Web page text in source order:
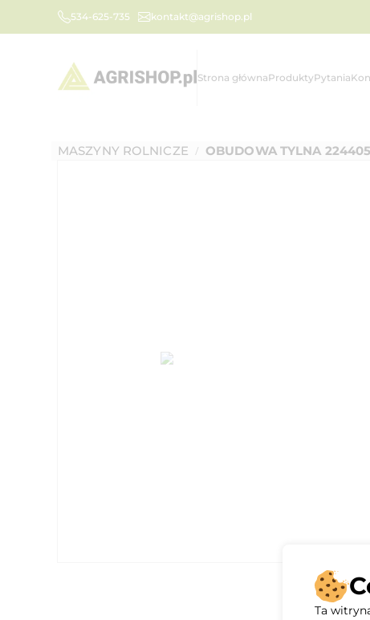
534-625-735 kontakt@agrishop.pl
Strona głównaProduktyPytania
MASZYNY ROLNICZE / OBUDOWA TYLNA
Ta